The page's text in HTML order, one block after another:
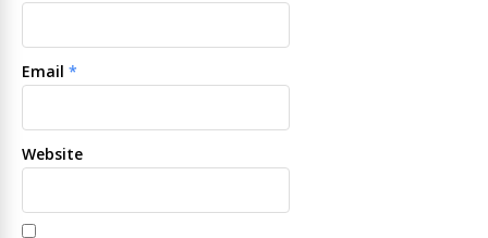
Email *
Website